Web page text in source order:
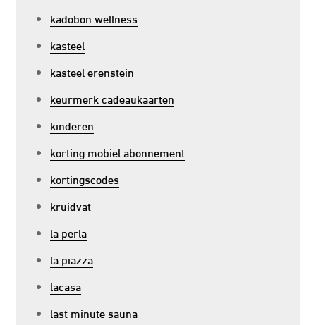
kadobon wellness
kasteel
kasteel erenstein
keurmerk cadeaukaarten
kinderen
korting mobiel abonnement
kortingscodes
kruidvat
la perla
la piazza
lacasa
last minute sauna